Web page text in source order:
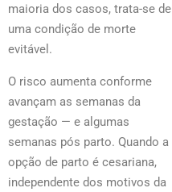
maioria dos casos, trata-se de
uma condição de morte
evitável.
O risco aumenta conforme
avançam as semanas da
gestação — e algumas
semanas pós parto. Quando a
opção de parto é cesariana,
independente dos motivos da